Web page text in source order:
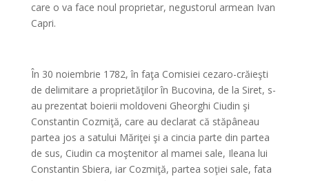
care o va face noul proprietar, negustorul armean Ivan
Capri.
În 30 noiembrie 1782, în faţa Comisiei cezaro-crăieşti
de delimitare a proprietăţilor în Bucovina, de la Siret, s-
au prezentat boierii moldoveni Gheorghi Ciudin şi
Constantin Cozmiţă, care au declarat că stăpâneau
partea jos a satului Măriţei şi a cincia parte din partea
de sus, Ciudin ca moştenitor al mamei sale, Ileana lui
Constantin Sbiera, iar Cozmiţă, partea soţiei sale, fata